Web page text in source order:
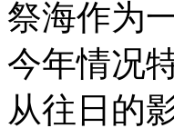
祭海作为
今年情况
从往日的